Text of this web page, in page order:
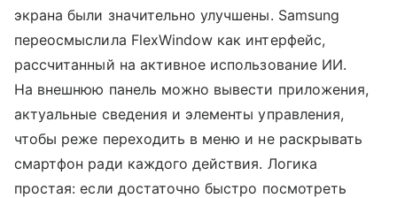
экрана были значительно улучшены. Samsung
переосмыслила FlexWindow как интерфейс,
рассчитанный на активное использование ИИ.
На внешнюю панель можно вывести приложения,
актуальные сведения и элементы управления,
чтобы реже переходить в меню и не раскрывать
смартфон ради каждого действия. Логика
простая: если достаточно быстро посмотреть